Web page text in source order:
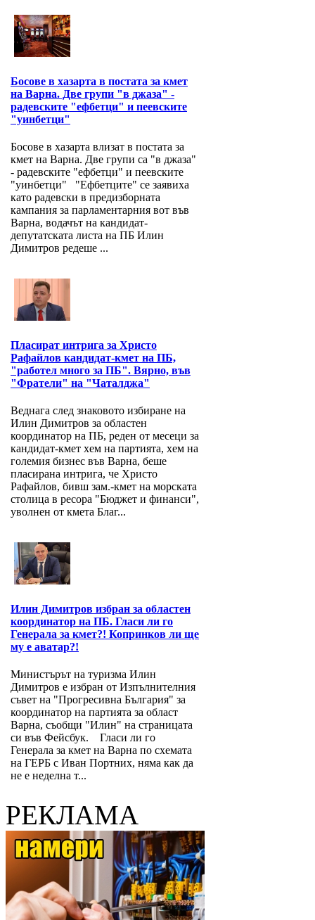
Босове в хазарта в постата за кмет
на Варна. Две групи "в джаза" -
радевските "ефбетци" и пеевските
"уинбетци"
Босове в хазарта влизат в постата за
кмет на Варна. Две групи са "в джаза"
- радевските "ефбетци" и пеевските
"уинбетци" "Ефбетците" се заявиха
като радевски в предизборната
кампания за парламентарния вот във
Варна, водачът на кандидат-
депутатската листа на ПБ Илин
Димитров редеше ...
Пласират интрига за Христо
Рафайлов кандидат-кмет на ПБ,
"работел много за ПБ". Вярно, във
"Фратели" на "Чаталджа"
Веднага след знаковото избиране на
Илин Димитров за областен
координатор на ПБ, реден от месеци за
кандидат-кмет хем на партията, хем на
големия бизнес във Варна, беше
пласирана интрига, че Христо
Рафайлов, бивш зам.-кмет на морската
столица в ресора "Бюджет и финанси",
уволнен от кмета Благ...
Илин Димитров избран за областен
координатор на ПБ. Гласи ли го
Генерала за кмет?! Копринков ли ще
му е аватар?!
Министърът на туризма Илин
Димитров е избран от Изпълнителния
съвет на "Прогресивна България" за
координатор на партията за област
Варна, съобщи "Илин" на страницата
си във Фейсбук. Гласи ли го
Генерала за кмет на Варна по схемата
на ГЕРБ с Иван Портних, няма как да
не е неделна т...
РЕКЛАМА